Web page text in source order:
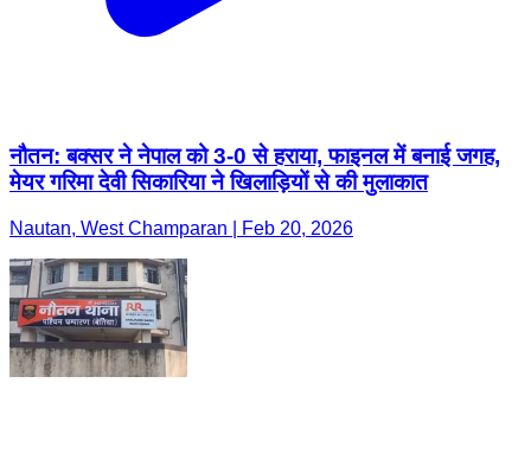
नौतन: बक्सर ने नेपाल को 3-0 से हराया, फाइनल में बनाई जगह,
मेयर गरिमा देवी सिकारिया ने खिलाड़ियों से की मुलाकात
Nautan, West Champaran | Feb 20, 2026